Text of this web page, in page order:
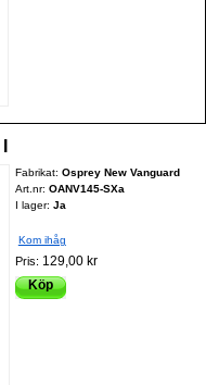
Fabrikat: Osprey New Vanguard
Art.nr: OANV145-SXa
I lager: Ja
Kom ihåg
Pris: 129,00 kr
Köp